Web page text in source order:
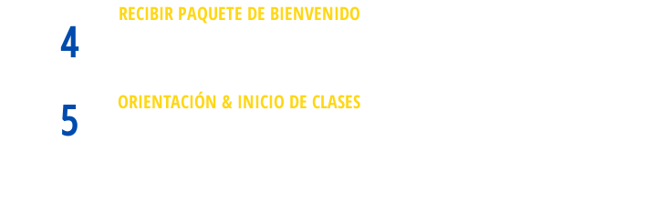
4
RECIBIR PAQUETE DE BIENVENIDO
5 ORIENTACIÓN & INICIO DE CLASES